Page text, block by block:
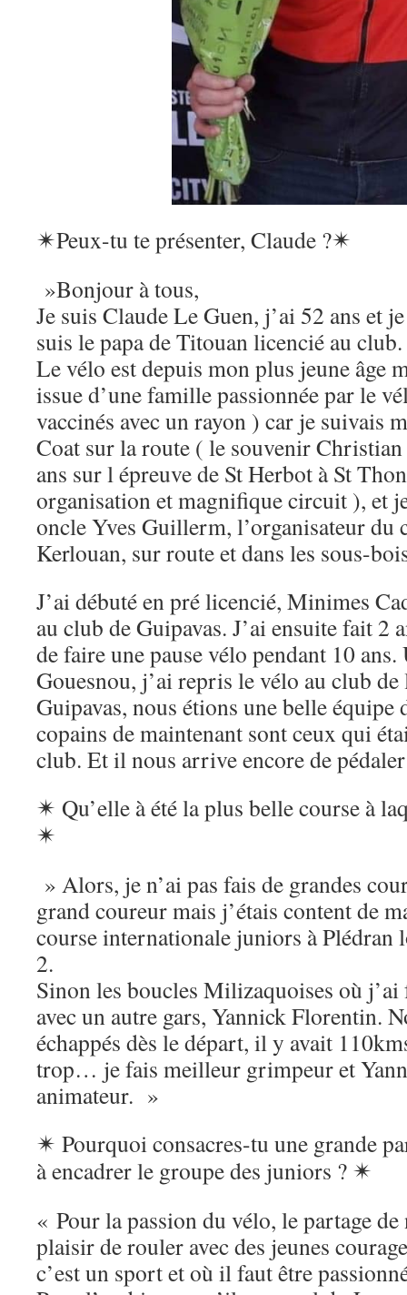
✴Peux-tu te présenter, Claude ?✴
‌‌ »Bonjour à tous,
Je suis Claude Le Guen, j’ai 52 ans et
suis le papa de Titouan licencié au club.
Le vélo est depuis mon plus jeune âge
issue d’une famille passionnée par le
vaccinés avec un rayon ) car je suivais
Coat sur la route ( le souvenir
ans sur l épreuve de St Herbot à St
organisation et magnifique circuit ), et
oncle Yves Guillerm, l’organisateur du
Kerlouan, sur route et dans les sous-
J’ai débuté en pré licencié, Minimes
au club de Guipavas. J’ai ensuite fait 2
de faire une pause vélo pendant 10
Gouesnou, j’ai repris le vélo au club
Guipavas, nous étions une belle équipe
copains de maintenant sont ceux qui
club. Et il nous arrive encore de
✴ Qu’elle à été la plus belle course à
✴
» Alors, je n’ai pas fais de grandes
grand coureur mais j’étais content de
course internationale juniors à Plédran
2.
Sinon les boucles Milizaquoises où j’ai
avec un autre gars, Yannick Florentin.
échappés dès le départ, il y avait
trop… je fais meilleur grimpeur et
animateur. »
✴ Pourquoi consacres-tu une grande
à encadrer le groupe des juniors ? ✴
« Pour la passion du vélo, le partage
plaisir de rouler avec des jeunes
c’est un sport et où il faut être